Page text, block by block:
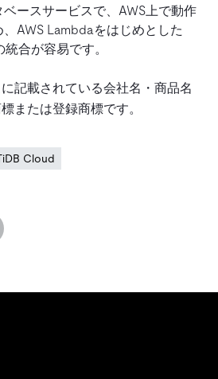
ースサービスで、AWS上で動作
AWS Lambdaをはじめとした
合が容易です。
記載されている会社名・商品名
または登録商標です。
Cloud